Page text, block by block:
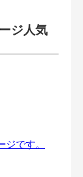
ジ人気